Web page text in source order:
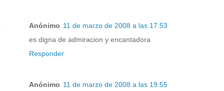
Anónimo 11 de marzo de 2008 a las 17:53
es digna de admiracion y encantadora
Responder
Anónimo 11 de marzo de 2008 a las 19:55